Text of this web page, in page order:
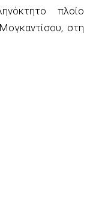
πλοίο
στη